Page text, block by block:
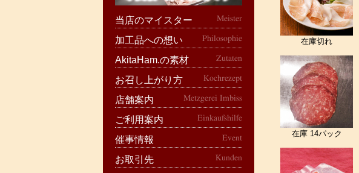
当店のマイスター Meister
加工品への想い Philosophie
AkitaHam.の素材 Zutaten
お召し上がり方 Kochrezept
店舗案内 Metzgerei Imbiss
ご利用案内 Einkaufshilfe
催事情報 Event
お取引先 Kunden
在庫切れ
在庫 14パック